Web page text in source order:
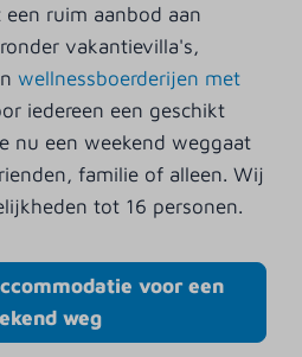
ruim aanbod aan
vakantievilla's,
wellnessboerderijen met
iedereen een geschikt
nu een weekend weggaat
familie of alleen. Wij
tot 16 personen.
voor een
weg